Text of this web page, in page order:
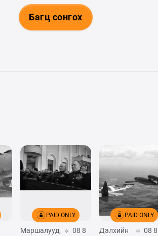
Багц сонгох
PAID ONLY
Маршалууд,
08 8
PAID ONLY
Дэлхийн
08 8